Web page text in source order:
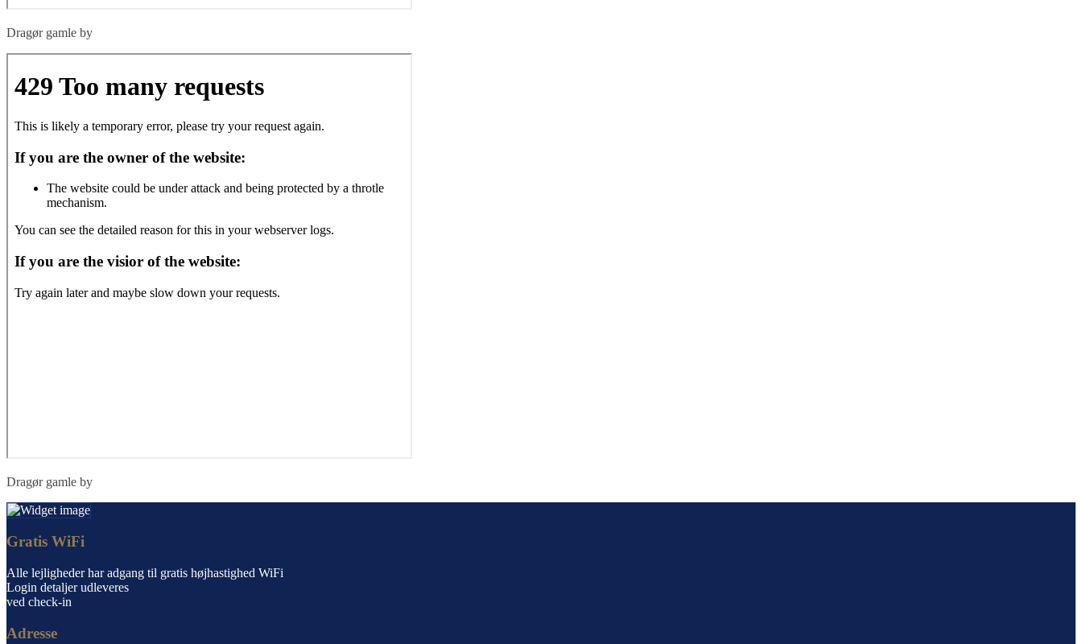
Dragør gamle by
Dragør gamle by
Gratis WiFi
Alle lejligheder har adgang til gratis højhastighed WiFi
Login detaljer udleveres
ved check-in
Adresse